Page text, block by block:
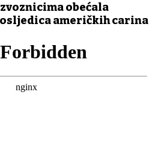
obećala
američkih carina